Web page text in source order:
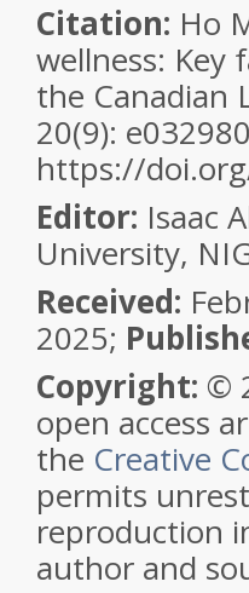
Citation: Ho
wellness: Key
the Canadian
20(9):
https://
Editor: Isaac
University,
Received:
2025;
Copyright: ©
open access
the Creative
permits
reproduction
author and